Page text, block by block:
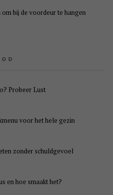
om bij de voordeur te hangen
Probeer Lust
voor het hele gezin
zonder schuldgevoel
en hoe smaakt het?